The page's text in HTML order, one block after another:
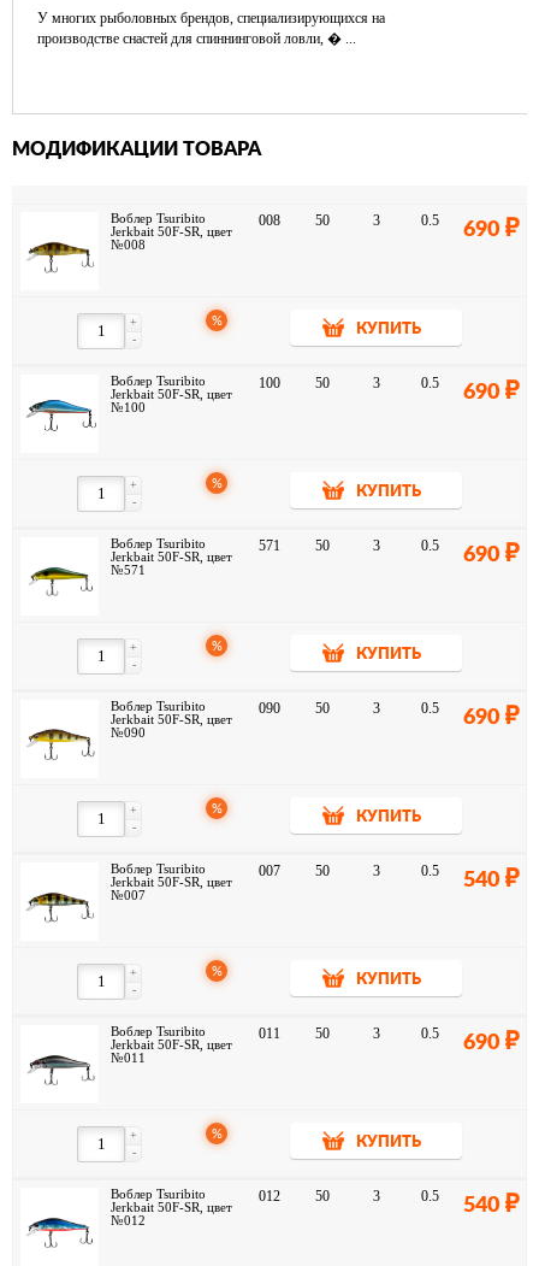
У многих рыболовных брендов, специализирующихся на
производстве снастей для спиннинговой ловли, � ...
МОДИФИКАЦИИ ТОВАРА
Воблер Tsuribito
Jerkbait 50F-SR, цвет
№008
008 50 3 0.5 690
-
+ %
КУПИТЬ
Воблер Tsuribito
Jerkbait 50F-SR, цвет
№100
100 50 3 0.5 690
-
+ %
КУПИТЬ
Воблер Tsuribito
Jerkbait 50F-SR, цвет
№571
571 50 3 0.5 690
-
+ %
КУПИТЬ
Воблер Tsuribito
Jerkbait 50F-SR, цвет
№090
090 50 3 0.5 690
-
+ %
КУПИТЬ
Воблер Tsuribito
Jerkbait 50F-SR, цвет
№007
007 50 3 0.5 540
-
+ %
КУПИТЬ
Воблер Tsuribito
Jerkbait 50F-SR, цвет
№011
011 50 3 0.5 690
-
+ %
КУПИТЬ
Воблер Tsuribito
Jerkbait 50F-SR, цвет
№012
012 50 3 0.5 540